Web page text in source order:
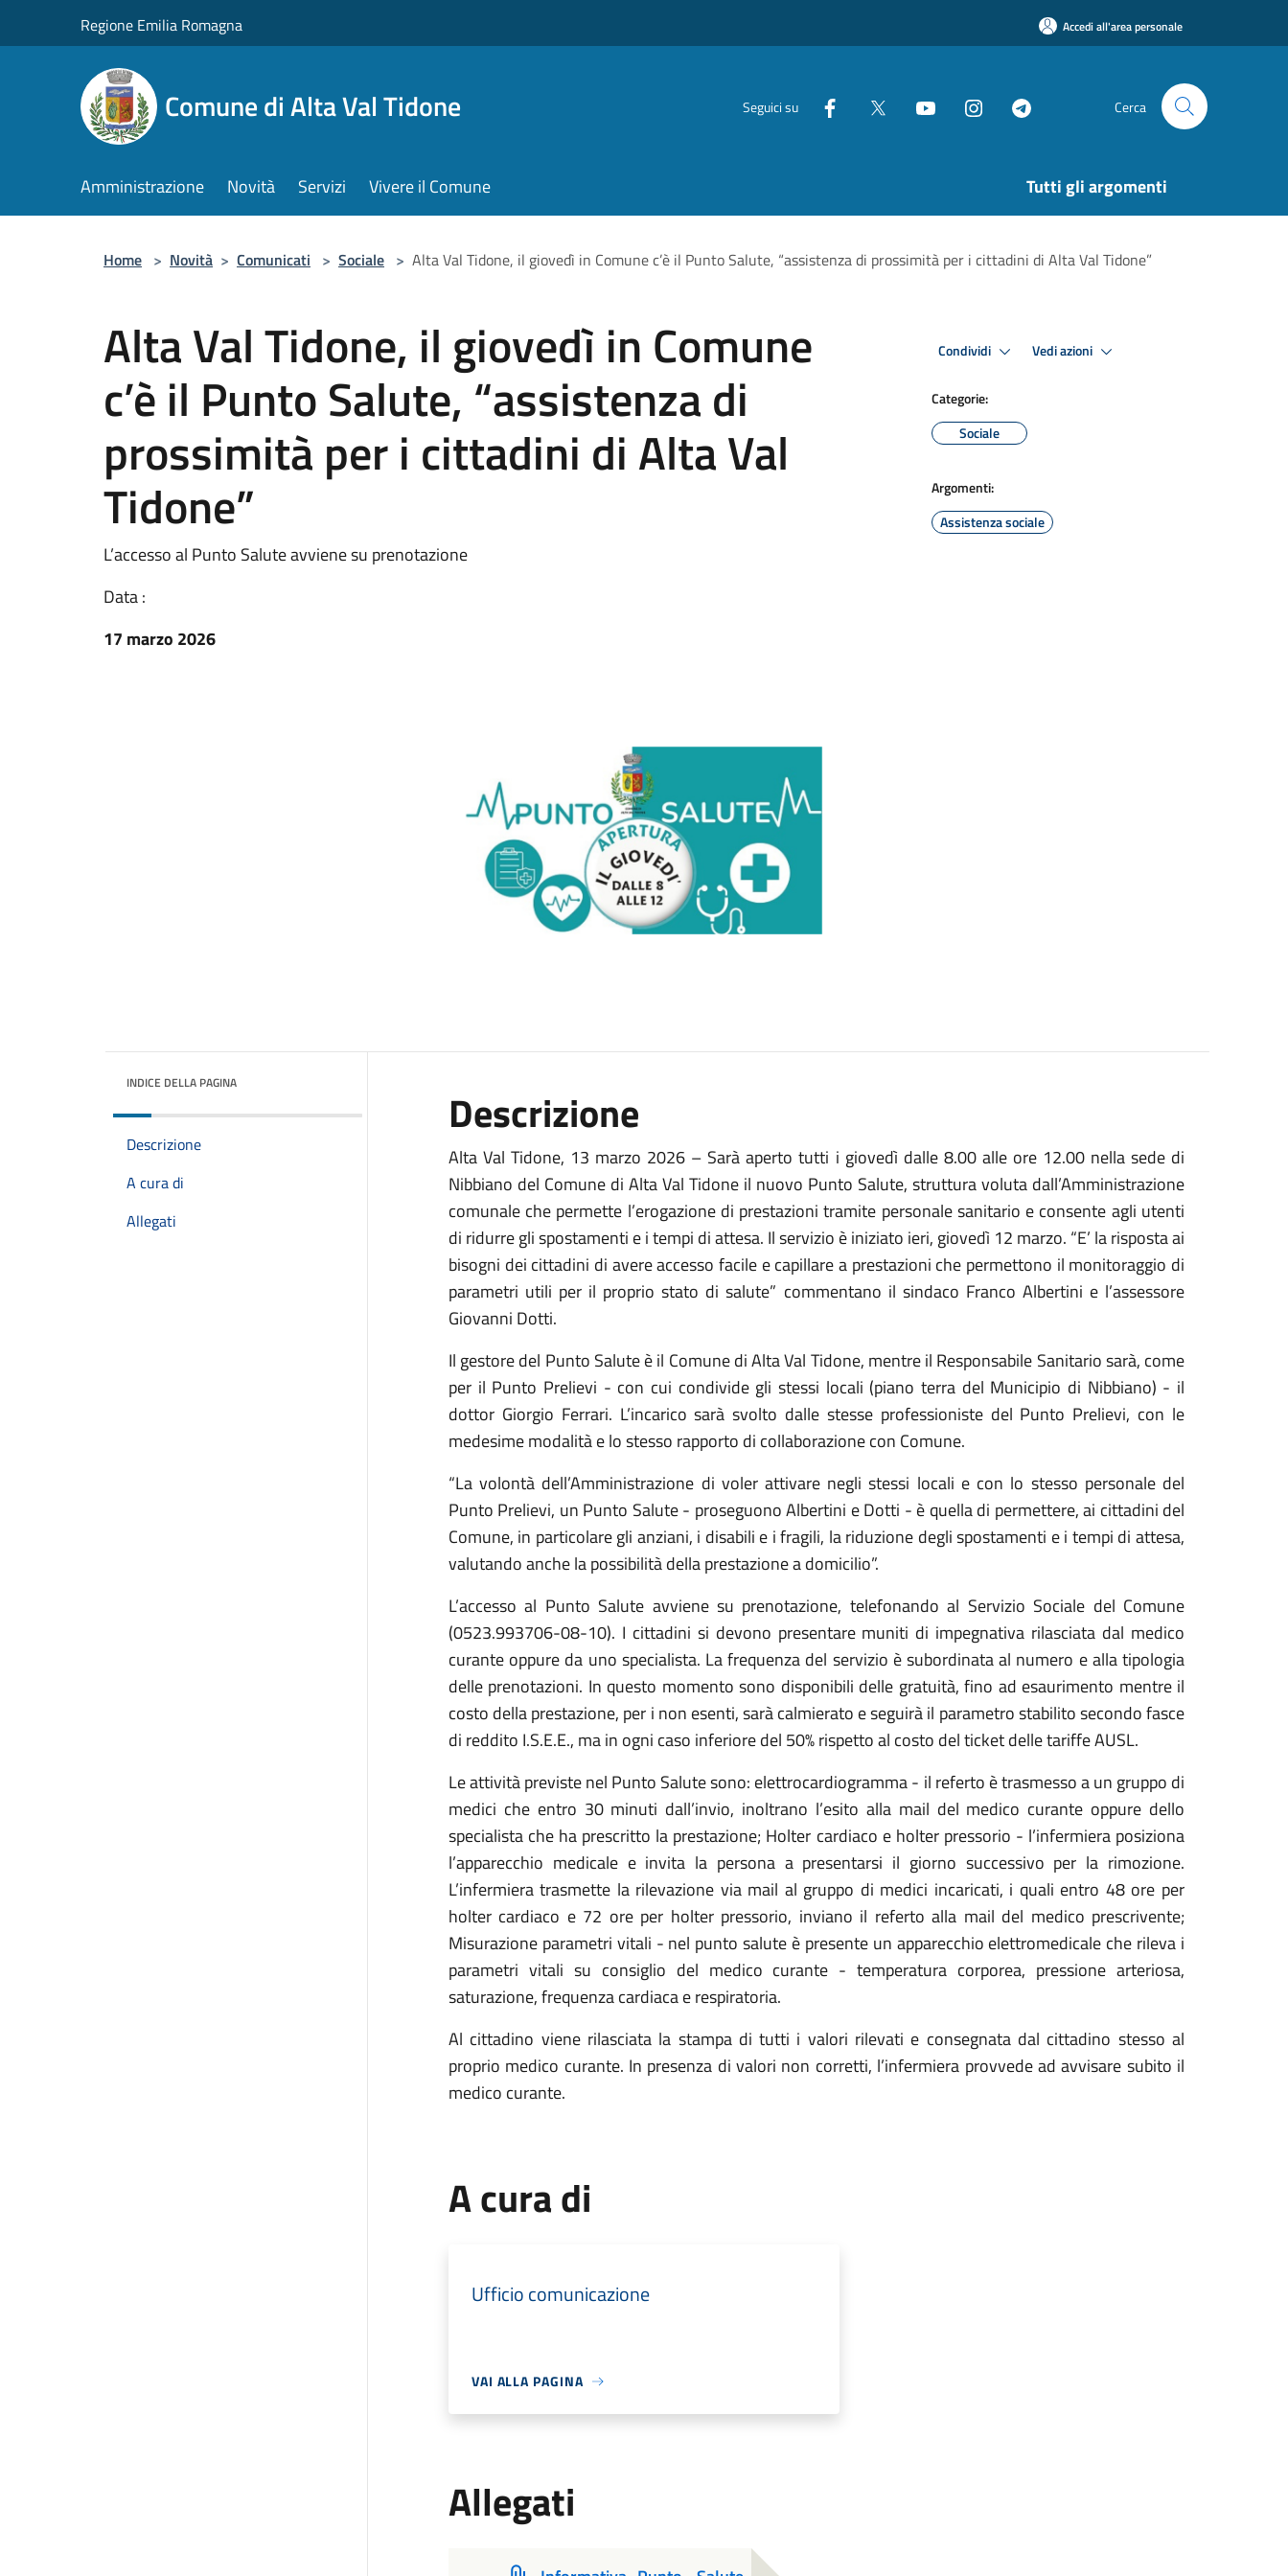
Regione Emilia Romagna Accedi all'area personale
Comune di Alta Val Tidone Seguici su Cerca
Amministrazione Novità Servizi Vivere il Comune Tutti gli argomenti
Home > Novità > Comunicati > Sociale > Alta Val Tidone, il giovedì in Comune c’è il Punto Salute, “assistenza di prossimità per i cittadini di Alta Val Tidone”
Alta Val Tidone, il giovedì in Comune
c’è il Punto Salute, “assistenza di
prossimità per i cittadini di Alta Val
Tidone”
L’accesso al Punto Salute avviene su prenotazione
Data :
17 marzo 2026
Condividi Vedi azioni
Categorie:
Sociale
Argomenti:
Assistenza sociale
INDICE DELLA PAGINA
Descrizione
A cura di
Allegati
Descrizione
Alta Val Tidone, 13 marzo 2026 – Sarà aperto tutti i giovedì dalle 8.00 alle ore 12.00 nella sede di
Nibbiano del Comune di Alta Val Tidone il nuovo Punto Salute, struttura voluta dall’Amministrazione
comunale che permette l’erogazione di prestazioni tramite personale sanitario e consente agli utenti
di ridurre gli spostamenti e i tempi di attesa. Il servizio è iniziato ieri, giovedì 12 marzo. “E’ la risposta ai
bisogni dei cittadini di avere accesso facile e capillare a prestazioni che permettono il monitoraggio di
parametri utili per il proprio stato di salute” commentano il sindaco Franco Albertini e l’assessore
Giovanni Dotti.
Il gestore del Punto Salute è il Comune di Alta Val Tidone, mentre il Responsabile Sanitario sarà, come
per il Punto Prelievi - con cui condivide gli stessi locali (piano terra del Municipio di Nibbiano) - il
dottor Giorgio Ferrari. L’incarico sarà svolto dalle stesse professioniste del Punto Prelievi, con le
medesime modalità e lo stesso rapporto di collaborazione con Comune.
“La volontà dell’Amministrazione di voler attivare negli stessi locali e con lo stesso personale del
Punto Prelievi, un Punto Salute - proseguono Albertini e Dotti - è quella di permettere, ai cittadini del
Comune, in particolare gli anziani, i disabili e i fragili, la riduzione degli spostamenti e i tempi di attesa,
valutando anche la possibilità della prestazione a domicilio”.
L’accesso al Punto Salute avviene su prenotazione, telefonando al Servizio Sociale del Comune
(0523.993706-08-10). I cittadini si devono presentare muniti di impegnativa rilasciata dal medico
curante oppure da uno specialista. La frequenza del servizio è subordinata al numero e alla tipologia
delle prenotazioni. In questo momento sono disponibili delle gratuità, fino ad esaurimento mentre il
costo della prestazione, per i non esenti, sarà calmierato e seguirà il parametro stabilito secondo fasce
di reddito I.S.E.E., ma in ogni caso inferiore del 50% rispetto al costo del ticket delle tariffe AUSL.
Le attività previste nel Punto Salute sono: elettrocardiogramma - il referto è trasmesso a un gruppo di
medici che entro 30 minuti dall’invio, inoltrano l’esito alla mail del medico curante oppure dello
specialista che ha prescritto la prestazione; Holter cardiaco e holter pressorio - l’infermiera posiziona
l’apparecchio medicale e invita la persona a presentarsi il giorno successivo per la rimozione.
L’infermiera trasmette la rilevazione via mail al gruppo di medici incaricati, i quali entro 48 ore per
holter cardiaco e 72 ore per holter pressorio, inviano il referto alla mail del medico prescrivente;
Misurazione parametri vitali - nel punto salute è presente un apparecchio elettromedicale che rileva i
parametri vitali su consiglio del medico curante - temperatura corporea, pressione arteriosa,
saturazione, frequenza cardiaca e respiratoria.
Al cittadino viene rilasciata la stampa di tutti i valori rilevati e consegnata dal cittadino stesso al
proprio medico curante. In presenza di valori non corretti, l’infermiera provvede ad avvisare subito il
medico curante.
A cura di
Ufficio comunicazione
VAI ALLA PAGINA
Allegati